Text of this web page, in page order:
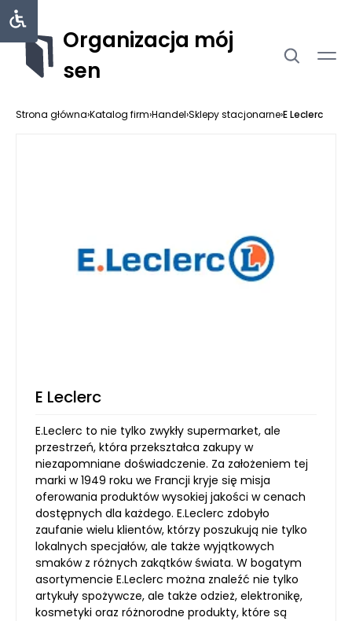
Organizacja mój
sen
Strona główna›Katalog firm›Handel›Sklepy stacjonarne›E Leclerc
E Leclerc
E.Leclerc to nie tylko zwykły supermarket, ale
przestrzeń, która przekształca zakupy w
niezapomniane doświadczenie. Za założeniem tej
marki w 1949 roku we Francji kryje się misja
oferowania produktów wysokiej jakości w cenach
dostępnych dla każdego. E.Leclerc zdobyło
zaufanie wielu klientów, którzy poszukują nie tylko
lokalnych specjałów, ale także wyjątkowych
smaków z różnych zakątków świata. W bogatym
asortymencie E.Leclerc można znaleźć nie tylko
artykuły spożywcze, ale także odzież, elektronikę,
kosmetyki oraz różnorodne produkty, które są